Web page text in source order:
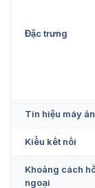
Camera an ninh
Hiện nay việc
Đặc trưng
Tín hiệu máy
Kiểu kết nối
Khoảng cách
ngoại